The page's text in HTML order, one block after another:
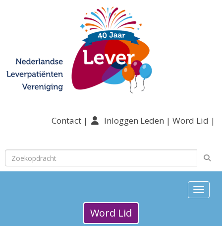
Contact | Inloggen Leden | Word Lid |
Toggle
Word Lid